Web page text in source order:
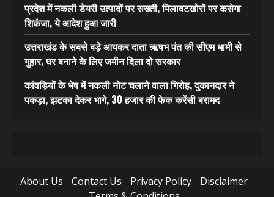
प्रदेश में नकली डेयरी उत्पादों पर सख्ती, मिलावटखोरों पर कसेगा
शिकंजा, ये आदेश हुआ जारी
उत्तराखंड के सबसे बड़े आयकर दाता ऋषभ पंत की सीएम धामी से
गुहार, घर बनाने के लिए जमीन दिला दो सरकार
कांवड़ियों के भेष में नकली नोट चलाने वाला गिरोह, दुकानदार ने
पकड़ा, झटका देकर भागे, 30 हजार की फेक करेंसी बरामद
About Us Contact Us Privacy Policy
Disclaimer